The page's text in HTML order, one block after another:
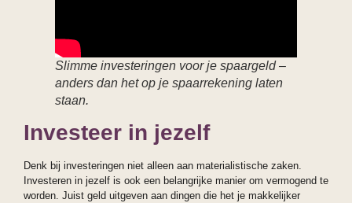
Slimme investeringen voor je spaargeld –
anders dan het op je spaarrekening laten
staan.
Investeer in jezelf
Denk bij investeringen niet alleen aan materialistische zaken.
Investeren in jezelf is ook een belangrijke manier om vermogend te
worden. Juist geld uitgeven aan dingen die het je makkelijker